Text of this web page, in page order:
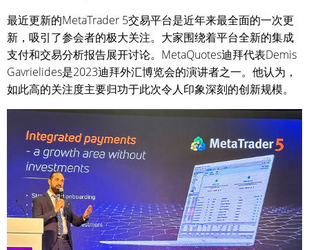
最近更新的MetaTrader 5交易平台是近年来最全面的一次更
新，吸引了参会者的极大关注。大家围绕着平台全新的集成
支付和交易分析报告展开讨论。MetaQuotes迪拜代表Demis
Gavrielides是2023迪拜外汇博览会的演讲者之一。他认为，
如此高的关注度主要归功于此次令人印象深刻的创新规模。